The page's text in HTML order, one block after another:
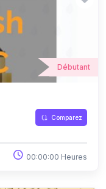
Débutant
Comparez
00:00:00 Heures